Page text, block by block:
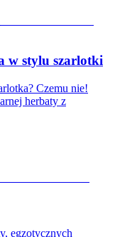
w stylu szarlotki
Czemu nie!
herbaty z
egzotycznych